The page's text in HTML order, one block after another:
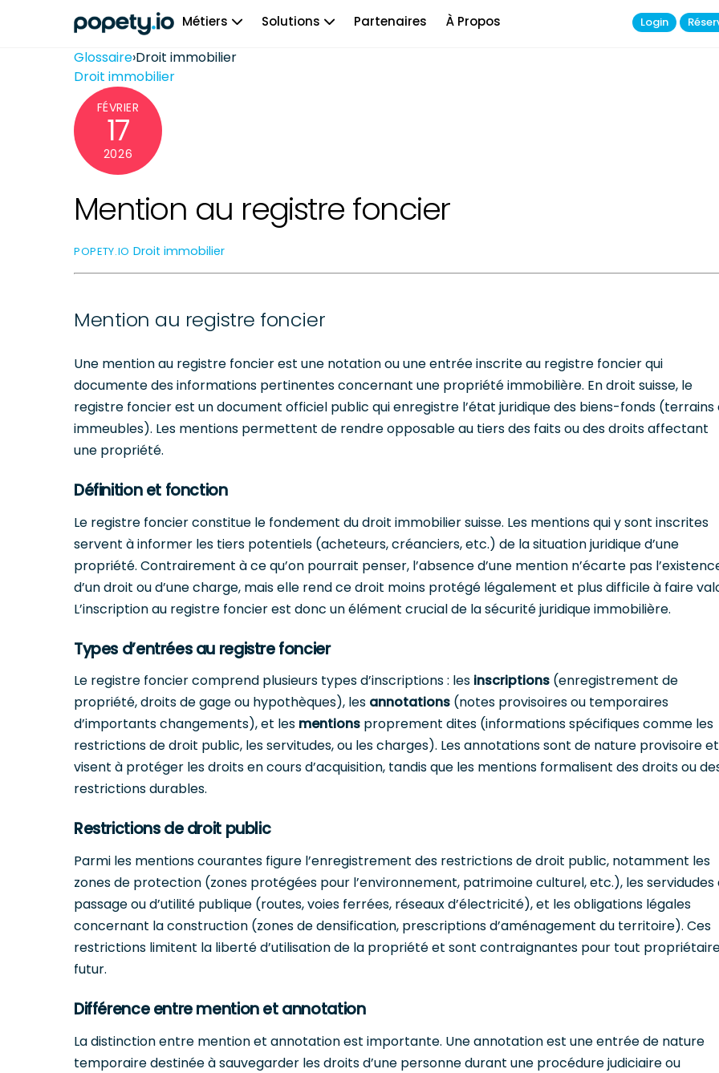
Métiers Solutions Partenaires À Propos Login
Glossaire›Droit immobilier
Droit immobilier
FÉVRIER
17
2026
Mention au registre foncier
POPETY.IO Droit immobilier
Mention au registre foncier
Une mention au registre foncier est une notation ou une entrée inscrite au registre foncier qui
documente des informations pertinentes concernant une propriété immobilière. En droit suisse, le
registre foncier est un document officiel public qui enregistre l’état juridique des biens-fonds (terrains
immeubles). Les mentions permettent de rendre opposable au tiers des faits ou des droits affectant
une propriété.
Définition et fonction
Le registre foncier constitue le fondement du droit immobilier suisse. Les mentions qui y sont inscrites
servent à informer les tiers potentiels (acheteurs, créanciers, etc.) de la situation juridique d’une
propriété. Contrairement à ce qu’on pourrait penser, l’absence d’une mention n’écarte pas
d’un droit ou d’une charge, mais elle rend ce droit moins protégé légalement et plus difficile à faire
L’inscription au registre foncier est donc un élément crucial de la sécurité juridique immobilière.
Types d’entrées au registre foncier
Le registre foncier comprend plusieurs types d’inscriptions : les inscriptions (enregistrement de
propriété, droits de gage ou hypothèques), les annotations (notes provisoires ou temporaires
d’importants changements), et les mentions proprement dites (informations spécifiques comme les
restrictions de droit public, les servitudes, ou les charges). Les annotations sont de nature provisoire et
visent à protéger les droits en cours d’acquisition, tandis que les mentions formalisent des droits ou
restrictions durables.
Restrictions de droit public
Parmi les mentions courantes figure l’enregistrement des restrictions de droit public, notamment les
zones de protection (zones protégées pour l’environnement, patrimoine culturel, etc.), les servidudes
passage ou d’utilité publique (routes, voies ferrées, réseaux d’électricité), et les obligations légales
concernant la construction (zones de densification, prescriptions d’aménagement du territoire). Ces
restrictions limitent la liberté d’utilisation de la propriété et sont contraignantes pour tout
futur.
Différence entre mention et annotation
La distinction entre mention et annotation est importante. Une annotation est une entrée de nature
temporaire destinée à sauvegarder les droits d’une personne durant une procédure judiciaire ou